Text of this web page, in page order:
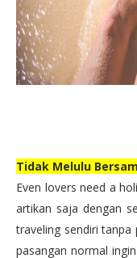
Tidak Melulu
Even lovers need a
artikan saja dengan
traveling sendiri tanpa
pasangan normal